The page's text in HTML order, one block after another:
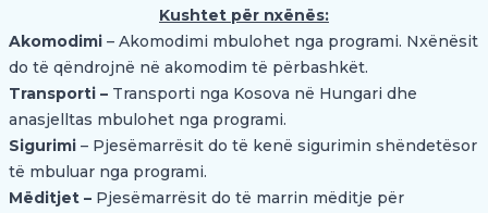
Kushtet për nxënës:
Akomodimi – Akomodimi mbulohet nga programi. Nxënësit
do të qëndrojnë në akomodim të përbashkët.
Transporti – Transporti nga Kosova në Hungari dhe
anasjelltas mbulohet nga programi.
Sigurimi – Pjesëmarrësit do të kenë sigurimin shëndetësor
të mbuluar nga programi.
Mëditjet – Pjesëmarrësit do të marrin mëditje për